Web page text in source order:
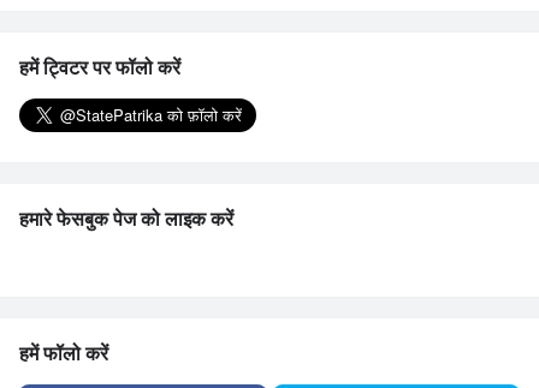
हमें ट्विटर पर फॉलो करें
हमारे फेसबुक पेज को लाइक करें
हमें फॉलो करें